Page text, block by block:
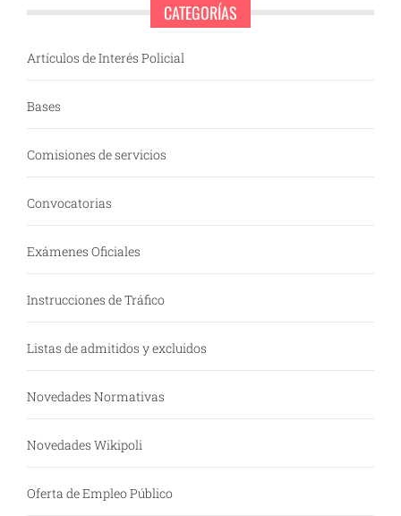
CATEGORÍAS
Artículos de Interés Policial
Bases
Comisiones de servicios
Convocatorias
Exámenes Oficiales
Instrucciones de Tráfico
Listas de admitidos y excluidos
Novedades Normativas
Novedades Wikipoli
Oferta de Empleo Público